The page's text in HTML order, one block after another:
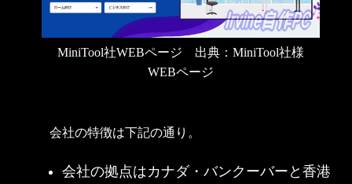
MiniTool社WEBページ 出典：MiniTool社様
WEBページ
会社の特徴は下記の通り。
会社の拠点はカナダ・バンクーバーと香港